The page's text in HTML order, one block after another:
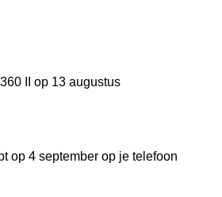
II op 13 augustus
op 4 september op je telefoon